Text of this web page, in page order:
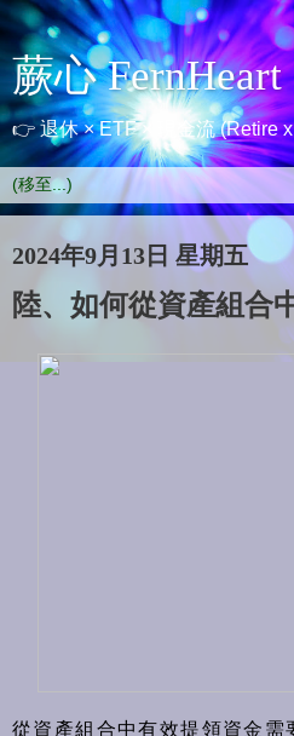
蕨心 FernHeart
👉 退休 × ETF × 現金流 (Retire
2024年9月13日 星期五
陸、如何從資產組合
從資產組合中有效提領資金需